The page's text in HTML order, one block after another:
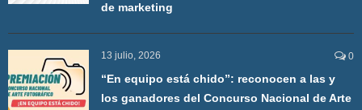
de marketing
13 julio, 2026 0
“En equipo está chido”: reconocen a las y
los ganadores del Concurso Nacional de Arte